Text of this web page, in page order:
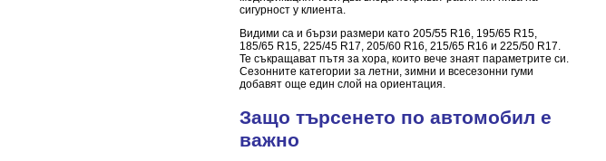
сигурност у клиента.
Видими са и бързи размери като 205/55 R16, 195/65 R15,
185/65 R15, 225/45 R17, 205/60 R16, 215/65 R16 и 225/50 R17.
Те съкращават пътя за хора, които вече знаят параметрите си.
Сезонните категории за летни, зимни и всесезонни гуми
добавят още един слой на ориентация.
Защо търсенето по автомобил е
важно